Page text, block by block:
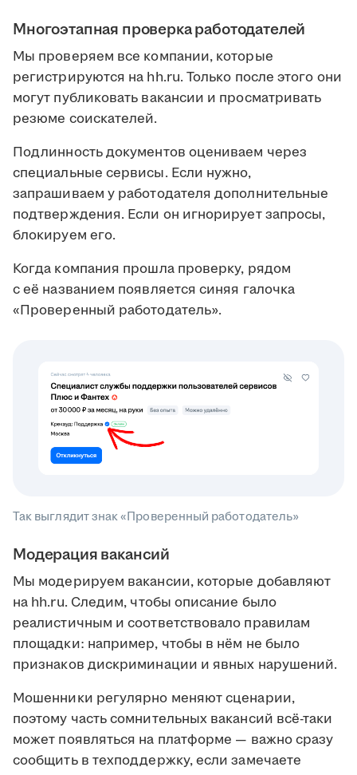
Многоэтапная проверка работодателей
Мы проверяем все компании, которые
регистрируются на hh.ru. Только после этого они
могут публиковать вакансии и просматривать
резюме соискателей.
Подлинность документов оцениваем через
специальные сервисы. Если нужно,
запрашиваем у работодателя дополнительные
подтверждения. Если он игнорирует запросы,
блокируем его.
Когда компания прошла проверку, рядом
с её названием появляется синяя галочка
«Проверенный работодатель».
Так выглядит знак «Проверенный работодатель»
Модерация вакансий
Мы модерируем вакансии, которые добавляют
на hh.ru. Следим, чтобы описание было
реалистичным и соответствовало правилам
площадки: например, чтобы в нём не было
признаков дискриминации и явных нарушений.
Мошенники регулярно меняют сценарии,
поэтому часть сомнительных вакансий всё-таки
может появляться на платформе — важно сразу
сообщить в техподдержку, если замечаете